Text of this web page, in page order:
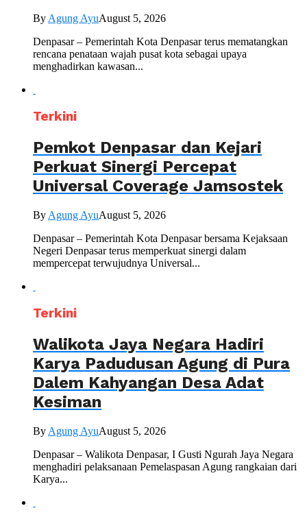
ByAgung AyuAugust 5, 2026
Denpasar – Pemerintah Kota Denpasar terus mematangkan
rencana penataan wajah pusat kota sebagai upaya
menghadirkan kawasan...
Terkini
Pemkot Denpasar dan Kejari
Perkuat Sinergi Percepat
Universal Coverage Jamsostek
By Agung AyuAugust 5, 2026
Denpasar – Pemerintah Kota Denpasar bersama Kejaksaan
Negeri Denpasar terus memperkuat sinergi dalam
mempercepat terwujudnya Universal...
Terkini
Walikota Jaya Negara Hadiri
Karya Padudusan Agung di Pura
Dalem Kahyangan Desa Adat
Kesiman
By Agung AyuAugust 5, 2026
Denpasar – Walikota Denpasar, I Gusti Ngurah Jaya Negara
menghadiri pelaksanaan Pemelaspasan Agung rangkaian dari
Karya...